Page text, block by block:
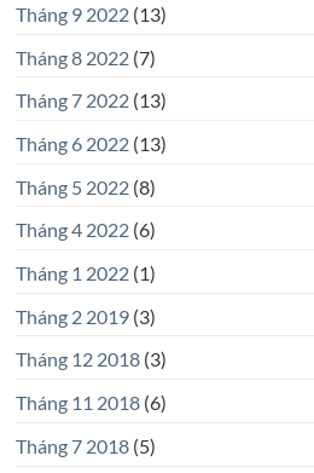
Tháng 9 2022(13)
Tháng 8 2022(7)
Tháng 7 2022(13)
Tháng 6 2022(13)
Tháng 5 2022(8)
Tháng 4 2022(6)
Tháng 1 2022(1)
Tháng 2 2019(3)
Tháng 12 2018(3)
Tháng 11 2018(6)
Tháng 7 2018(5)